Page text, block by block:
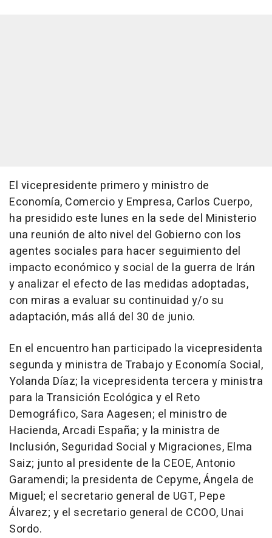
El vicepresidente primero y ministro de
Economía, Comercio y Empresa, Carlos Cuerpo,
ha presidido este lunes en la sede del Ministerio
una reunión de alto nivel del Gobierno con los
agentes sociales para hacer seguimiento del
impacto económico y social de la guerra de Irán
y analizar el efecto de las medidas adoptadas,
con miras a evaluar su continuidad y/o su
adaptación, más allá del 30 de junio.
En el encuentro han participado la vicepresidenta
segunda y ministra de Trabajo y Economía Social,
Yolanda Díaz; la vicepresidenta tercera y ministra
para la Transición Ecológica y el Reto
Demográfico, Sara Aagesen; el ministro de
Hacienda, Arcadi España; y la ministra de
Inclusión, Seguridad Social y Migraciones, Elma
Saiz; junto al presidente de la CEOE, Antonio
Garamendi; la presidenta de Cepyme, Ángela de
Miguel; el secretario general de UGT, Pepe
Álvarez; y el secretario general de CCOO, Unai
Sordo.